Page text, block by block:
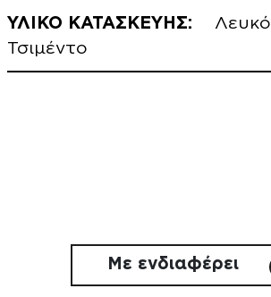
ΥΛΙΚΟ ΚΑΤΑΣΚΕΥΗΣ:
Λευκό
Τσιμέντο
Με ενδιαφέρει